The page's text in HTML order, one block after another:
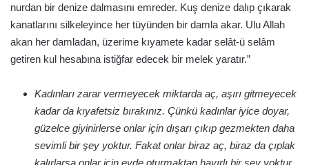
nurdan bir denize dalmasını emreder. Kuş denize dalıp çıkarak
kanatlarını silkeleyince her tüyünden bir damla akar. Ulu Allah
akan her damladan, üzerime kıyamete kadar selât-ü selâm
getiren kul hesabına istiğfar edecek bir melek yaratır.”
Kadınları zarar vermeyecek miktarda aç, aşırı gitmeyecek
kadar da kıyafetsiz bırakınız. Çünkü kadınlar iyice doyar,
güzelce giyinirlerse onlar için dışarı çıkıp gezmekten daha
sevimli bir şey yoktur. Fakat onlar biraz aç, biraz da çıplak
kalırlarsa onlar için evde oturmaktan hayırlı bir şey yoktur.